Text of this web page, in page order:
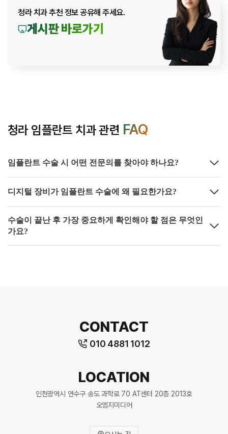
청라 치과 추천 정보 공유해 주세요.
게시판 바로가기
청라 임플란트 치과 관련 FAQ
임플란트 수술 시 어떤 전문의를 찾아야 하나요?
디지털 장비가 임플란트 수술에 왜 필요한가요?
수술이 끝난 후 가장 중요하게 확인해야 할 점은 무엇인
가요?
CONTACT
010 4881 1012
LOCATION
인천광역시 연수구 송도 과학로 70 AT센터 20층 2013호
오엠지미디어